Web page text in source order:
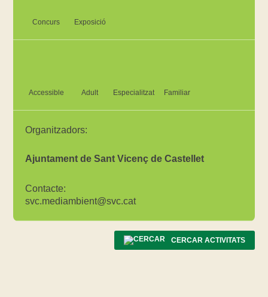
Concurs Exposició
Accessible Adult Especialitzat Familiar
Organitzadors:
Ajuntament de Sant Vicenç de Castellet
Contacte:
svc.mediambient@svc.cat
CERCAR ACTIVITATS